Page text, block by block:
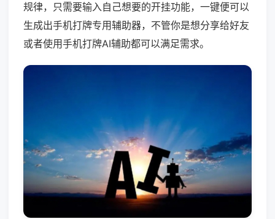
规律，只需要输入自己想要的开挂功能，一键便可以
生成出手机打牌专用辅助器，不管你是想分享给好友
或者使用手机打牌AI辅助都可以满足需求。